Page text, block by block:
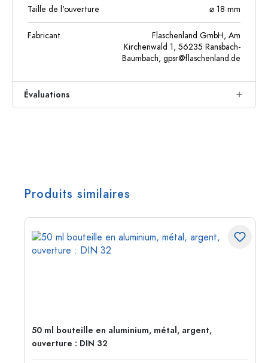
Taille de l'ouverture ⌀ 18 mm
Fabricant
Flaschenland GmbH, Am
Kirchenwald 1, 56235 Ransbach-
Baumbach, gpsr@flaschenland.de
Évaluations
Produits similaires
50 ml bouteille en aluminium, métal, argent,
ouverture : DIN 32